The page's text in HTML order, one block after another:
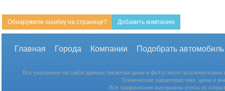
Обнаружили ошибку на странице? Добавить компанию
Главная Города Компании Подобрать
Все указанные на сайте данные (включая цены и фото) носят
Технические характеристики, цены и
Все графические материалы взяты из